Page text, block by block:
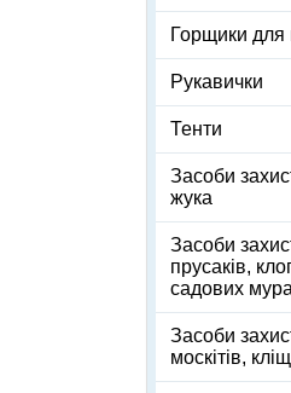
Горщики для
Рукавички
Тенти
Засоби
жука
Засоби
прусаків,
садових
Засоби
москітів,